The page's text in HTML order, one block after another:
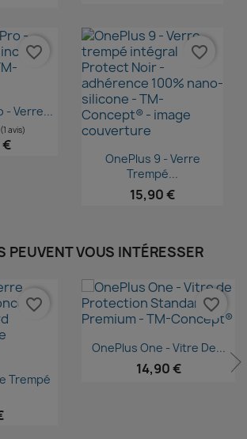
- Verre...
€
favorite_border
Aperçu rapide
OnePlus 9 - Verre
Trempé...
15,90 €
favorite_border
PEUVENT VOUS INTÉRESSER
Trempé
favorite_border
Aperçu rapide
OnePlus One - Vitre De...
14,90 €
favorite_border